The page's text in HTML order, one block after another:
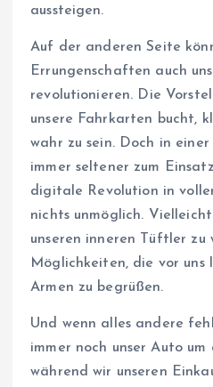
aussteigen.
Auf der anderen Seite
Errungenschaften auch
revolutionieren. Die
unsere Fahrkarten bucht,
wahr zu sein. Doch in
immer seltener zum
digitale Revolution in
nichts unmöglich.
unseren inneren Tüftler zu
Möglichkeiten, die vor
Armen zu begrüßen.
Und wenn alles andere
immer noch unser Auto um
während wir unseren